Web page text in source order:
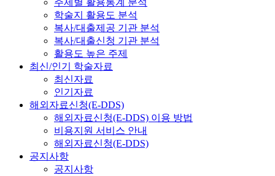
주제별 활용통계 분석
학술지 활용도 분석
복사/대출제공 기관 분석
복사/대출신청 기관 분석
활용도 높은 주제
최신/인기 학술자료
최신자료
인기자료
해외자료신청(E-DDS)
해외자료신청(E-DDS) 이용 방법
비용지원 서비스 안내
해외자료신청(E-DDS)
공지사항
공지사항